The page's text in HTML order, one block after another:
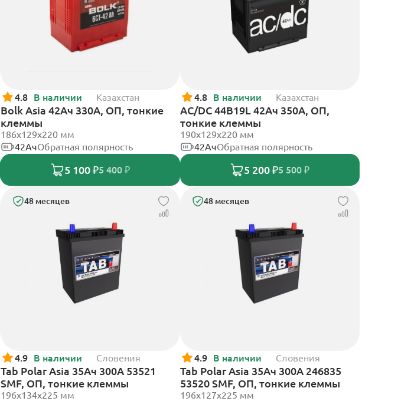
4.8 В наличии Казахстан
Bolk Asia 42Ач 330А, ОП, тонкие
клеммы
186х129х220 мм
42АчОбратная полярность
5 100 ₽5 400 ₽
4.8 В наличии Казахстан
AC/DC 44B19L 42Ач 350А, ОП,
тонкие клеммы
190x129x220 мм
42АчОбратная полярность
5 200 ₽5 500 ₽
48 месяцев
4.9 В наличии Словения
Tab Polar Asia 35Ач 300А 53521
SMF, ОП, тонкие клеммы
196x134x225 мм
48 месяцев
4.9 В наличии Словения
Tab Polar Asia 35Ач 300А 246835
53520 SMF, ОП, тонкие клеммы
196x127x225 мм